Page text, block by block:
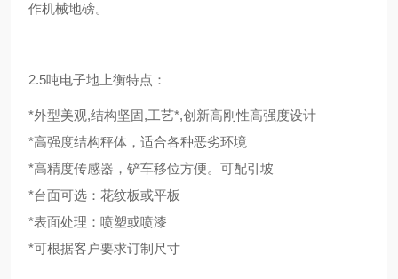
作机械地磅。
2.5吨电子地上衡特点：
*外型美观,结构坚固,工艺*,创新高刚性高强度设计
*高强度结构秤体，适合各种恶劣环境
*高精度传感器，铲车移位方便。可配引坡
*台面可选：花纹板或平板
*表面处理：喷塑或喷漆
*可根据客户要求订制尺寸